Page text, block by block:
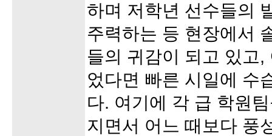
하며 저학년 선수들의
주력하는 등 현장에서
들의 귀감이 되고 있고
었다면 빠른 시일에 수
다. 여기에 각 급 학원
지면서 어느 때보다 풍